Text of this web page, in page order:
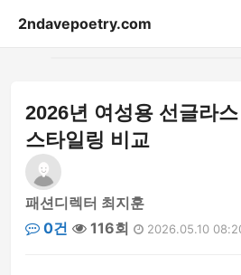
2ndavepoetry.com
acessories
bag
beauty
2026년 여성용 선글라
스타일링 비교
패션디렉터 최지훈
0건
116회 2026.05.10